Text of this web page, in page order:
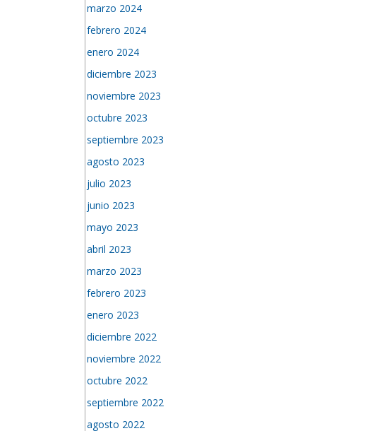
marzo 2024
febrero 2024
enero 2024
diciembre 2023
noviembre 2023
octubre 2023
septiembre 2023
agosto 2023
julio 2023
junio 2023
mayo 2023
abril 2023
marzo 2023
febrero 2023
enero 2023
diciembre 2022
noviembre 2022
octubre 2022
septiembre 2022
agosto 2022